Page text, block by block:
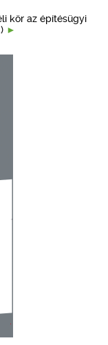
kör az építésügyi